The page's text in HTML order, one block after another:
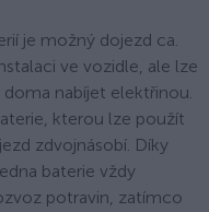
je možný dojezd ca.
ve vozidle, ale lze
nabíjet elektřinou.
kterou lze použít
zdvojnásobí. Díky
baterie vždy
potravin, zatímco